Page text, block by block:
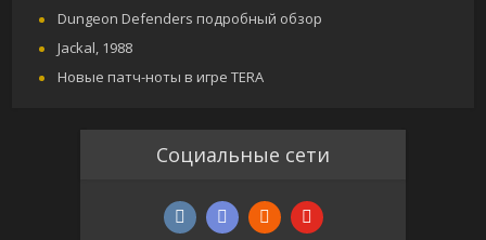
Dungeon Defenders подробный обзор
Jackal, 1988
Новые патч-ноты в игре TERA
Социальные сети